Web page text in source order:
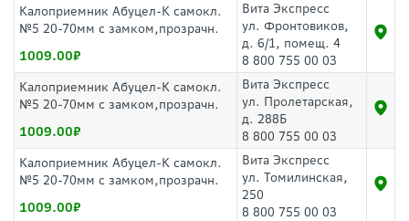
Калоприемник Абуцел-К самокл.
№5 20-70мм с замком,прозрачн.
1009.00
Вита Экспресс
ул. Фронтовиков,
д. 6/1, помещ. 4
8 800 755 00 03
Калоприемник Абуцел-К самокл.
№5 20-70мм с замком,прозрачн.
1009.00
Вита Экспресс
ул. Пролетарская,
д. 288Б
8 800 755 00 03
Калоприемник Абуцел-К самокл.
№5 20-70мм с замком,прозрачн.
1009.00
Вита Экспресс
ул. Томилинская,
250
8 800 755 00 03